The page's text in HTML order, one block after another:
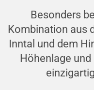
Besonders
Kombination aus
Inntal und dem
Höhenlage